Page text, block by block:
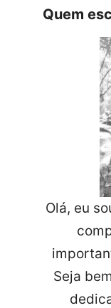
Quem
Olá, eu
Seja